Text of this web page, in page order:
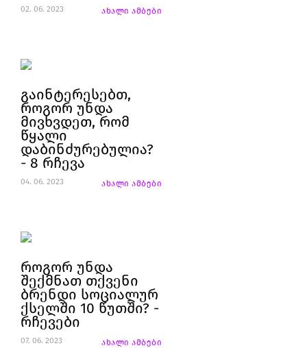
02. 06. 2023 ახალი ამბები
გაინტერესებთ,
როგორ უნდა
მივხვდეთ, რომ
წყალი
დაბინძურებულია?
- 8 რჩევა
04. 06. 2023 ახალი ამბები
როგორ უნდა
შექმნათ თქვენი
ბრენდი სოციალურ
ქსელში 10 წუთში? -
რჩევები
07. 06. 2023 ახალი ამბები